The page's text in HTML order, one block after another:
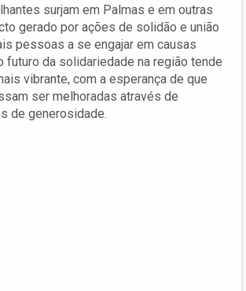
surjam em Palmas e em outras
gerado por ações de solidão e união
pessoas a se engajar em causas
futuro da solidariedade na região tende
vibrante, com a esperança de que
ser melhoradas através de
de generosidade.